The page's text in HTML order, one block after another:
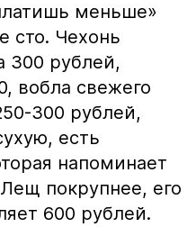
меньше»
сто. Чехонь
300 рублей,
вобла свежего
300 рублей,
есть
напоминает
покрупнее, его
600 рублей.